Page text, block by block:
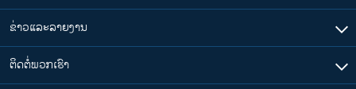
ຂ່າວແລະລາຍງານ
ຕິດຕໍ່ພວກເຮົາ